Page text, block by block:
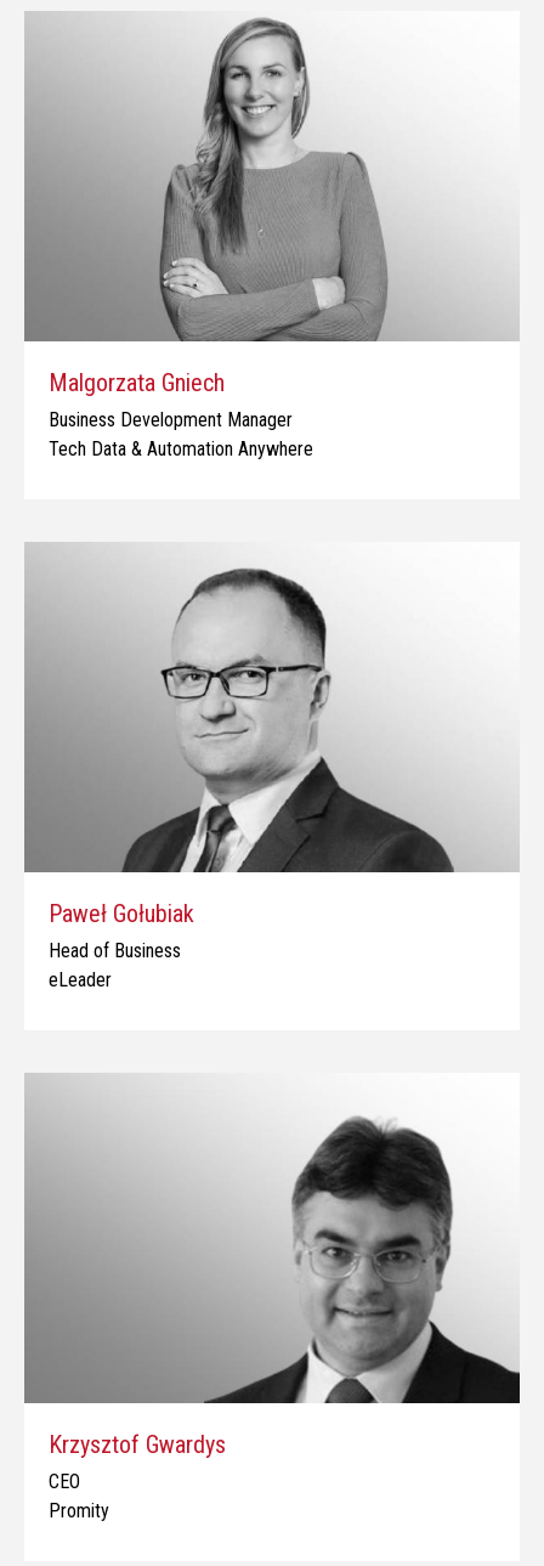
Malgorzata Gniech
Business Development Manager
Tech Data & Automation Anywhere
Paweł Gołubiak
Head of Business
eLeader
Krzysztof Gwardys
CEO
Promity